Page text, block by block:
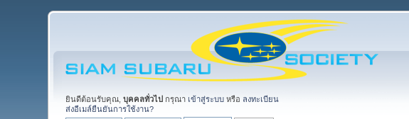
ยินดีต้อนรับคุณ,บุคคลทั่วไป กรุณา เข้าสู่ระบบ หรือ ลงทะเบียน
ส่งอีเมล์ยืนยันการใช้งาน?